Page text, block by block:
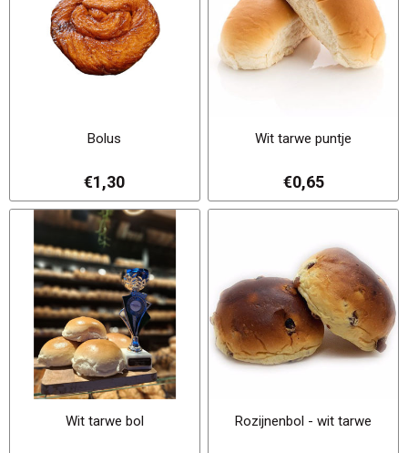
Bolus
€1,30
Wit tarwe puntje
€0,65
Wit tarwe bol Rozijnenbol - wit tarwe